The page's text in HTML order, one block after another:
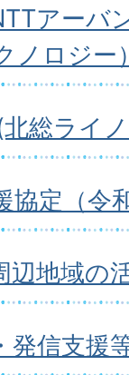
アーバ
ノロジー
総ライ
協定（令
辺地域の
発信支援